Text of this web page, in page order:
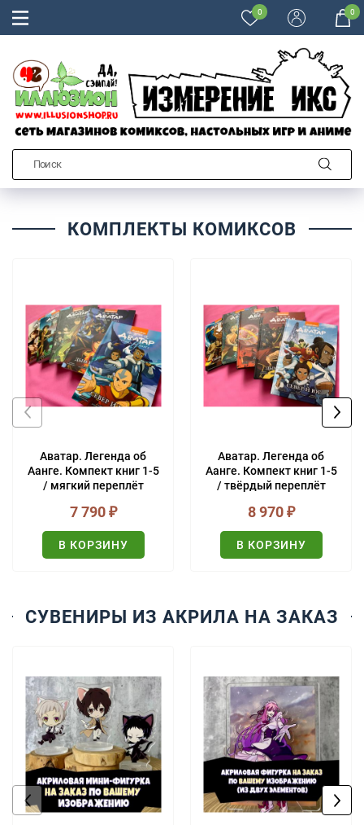
0 0
КОМПЛЕКТЫ КОМИКСОВ
Аватар. Легенда об
Аанге. Компект книг 1-5
/ мягкий переплёт
7 790₽
В КОРЗИНУ
Аватар. Легенда об
Аанге. Компект книг 1-5
/ твёрдый переплёт
8 970₽
В КОРЗИНУ
СУВЕНИРЫ ИЗ АКРИЛА НА ЗАКАЗ